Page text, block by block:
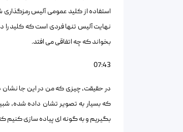
استفاده از کلید عمومی آلیس
نهایت آلیس تنها فردی است که کلید را
بخواند که چه اتفاقی می افتد.
07:43
در حقیقت، چیزی که من در این جا نشان
که بسیار به تصویر تشان داده شده،
بگیریم و به گونه ای پیاده سازی کنیم